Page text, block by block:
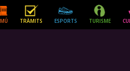
TRÀMITS ESPORTS TURISME